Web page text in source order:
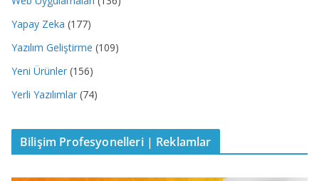
Yapay Zeka (177)
Yazılım Geliştirme (109)
Yeni Ürünler (156)
Yerli Yazılımlar (74)
Bilişim Profesyonelleri | Reklamlar